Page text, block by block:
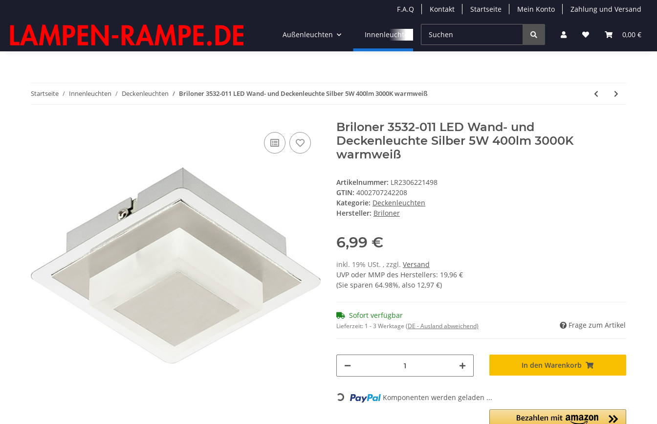
F.A.Q Kontakt Startseite Mein Konto Zahlung und Versand
0,00 €
Außenleuchten Innenleuchten Leuchtmittel Solarleuchten Zubehör
Startseite Innenleuchten Deckenleuchten Briloner 3532-011 LED Wand- und Deckenleuchte Silber 5W 400lm 3000K warmweiß
Briloner 3532-011 LED Wand- und
Deckenleuchte Silber 5W 400lm 3000K
warmweiß
Artikelnummer: LR2306221498
GTIN: 4002707242208
Kategorie: Deckenleuchten
Hersteller: Briloner
6,99 €
inkl. 19% USt. , zzgl. Versand
UVP oder MMP des Herstellers: 19,96 €
(Sie sparen 64.98%, also 12,97 €)
Sofort verfügbar
Lieferzeit: 1 - 3 Werktage (DE - Ausland abweichend) Frage zum Artikel
In den Warenkorb
Loading... Komponenten werden geladen ...